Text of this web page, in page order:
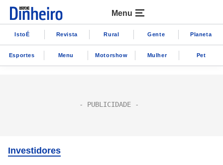
Menu
IstoÉ Revista Rural Gente Planeta
Esportes Menu Motorshow Mulher Pet
Investidores